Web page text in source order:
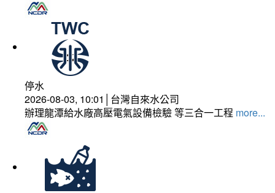
停水
2026-08-03, 10:01│台灣自來水公司
辦理龍潭給水廠高壓電氣設備檢驗 等三合一工程 more...